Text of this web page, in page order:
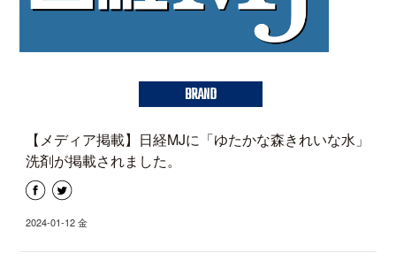
BRAND
【メディア掲載】日経MJに「ゆたかな森きれいな水」
洗剤が掲載されました。
2024-01-12 金